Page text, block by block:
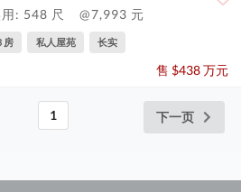
: 548 尺
@7,993 元
房 私人屋苑 长实
售 $438 万元
1 下一页